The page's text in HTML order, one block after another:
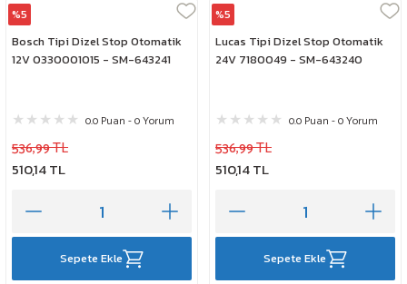
%5
Klf
Bosch Tipi Dizel Stop Otomatik
12V 0330001015 - SM-643241
0.0 Puan - 0 Yorum
536,99 TL
510,14 TL
Sepete Ekle
%5
Klf
Lucas Tipi Dizel Stop Otomatik
24V 7180049 - SM-643240
0.0 Puan - 0 Yorum
536,99 TL
510,14 TL
Sepete Ekle